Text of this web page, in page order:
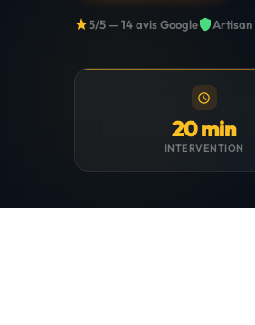
5/5 — 14 avis Google
20 min
INTERVENTION